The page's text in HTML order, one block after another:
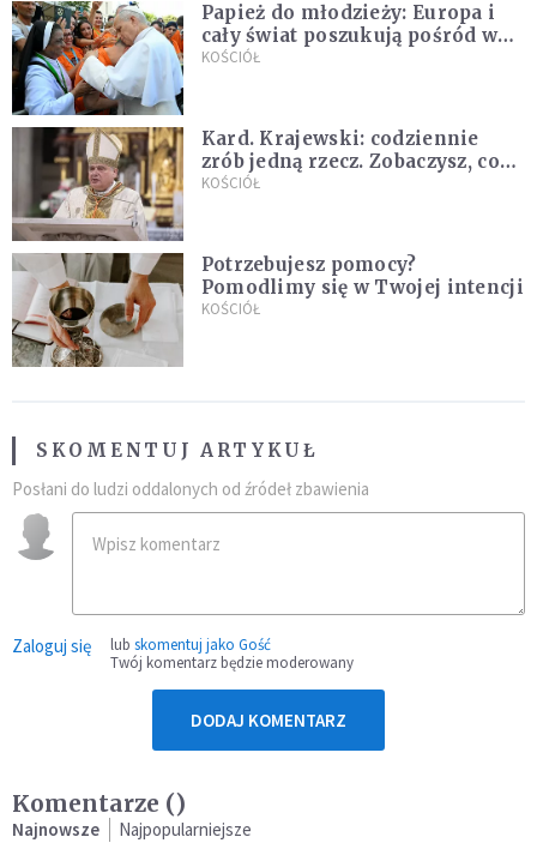
Papież do młodzieży: Europa i
cały świat poszukują pośród was
nowych świętych
KOŚCIÓŁ
Kard. Krajewski: codziennie
zrób jedną rzecz. Zobaczysz, co
stanie się z twoim życiem
KOŚCIÓŁ
Potrzebujesz pomocy?
Pomodlimy się w Twojej intencji
KOŚCIÓŁ
SKOMENTUJ ARTYKUŁ
Posłani do ludzi oddalonych od źródeł zbawienia
Zaloguj się lub skomentuj jako Gość
Twój komentarz będzie moderowany
DODAJ KOMENTARZ
Komentarze ()
Najnowsze Najpopularniejsze